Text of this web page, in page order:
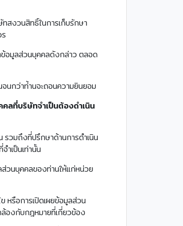
สงวนสิทธิ์ในการเก็บรักษา
ข้อมูลส่วนบุคคลดังกล่าว ตลอด
นกว่าท่้านจะถอนความยินยอม
ลที่บริษัทจำเป็นต้องดำเนิน
รวมถึงที่ปรึกษาด้านการดำเนิน
ำเป็นเท่านั้น
วนบุคคลของท่านให้แก่หน่วย
หรือการเปิดเผยข้อมูลส่วน
ล้องกับกฎหมายที่เกี่ยวข้อง